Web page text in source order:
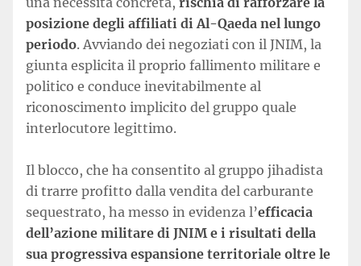
posizione degli affiliati di Al-Qaeda nel lungo
periodo. Avviando dei negoziati con il JNIM, la
giunta esplicita il proprio fallimento militare e
politico e conduce inevitabilmente al
riconoscimento implicito del gruppo quale
interlocutore legittimo.
Il blocco, che ha consentito al gruppo jihadista
di trarre profitto dalla vendita del carburante
sequestrato, ha messo in evidenza l’efficacia
dell’azione militare di JNIM e i risultati della
sua progressiva espansione territoriale oltre le